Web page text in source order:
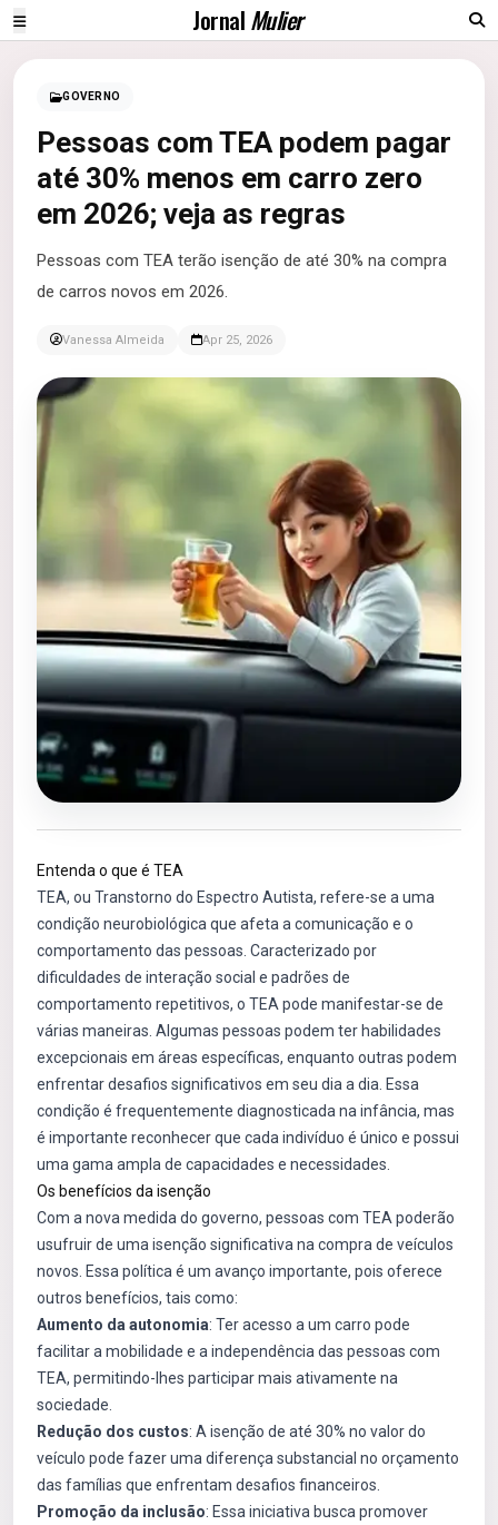
JornalMulier
GOVERNO
Pessoas com TEA podem pagar
até 30% menos em carro zero
em 2026; veja as regras
Pessoas com TEA terão isenção de até 30% na compra
de carros novos em 2026.
Vanessa Almeida Apr 25, 2026
Entenda o que é TEA
TEA, ou Transtorno do Espectro Autista, refere-se a uma
condição neurobiológica que afeta a comunicação e o
comportamento das pessoas. Caracterizado por
dificuldades de interação social e padrões de
comportamento repetitivos, o TEA pode manifestar-se de
várias maneiras. Algumas pessoas podem ter habilidades
excepcionais em áreas específicas, enquanto outras podem
enfrentar desafios significativos em seu dia a dia. Essa
condição é frequentemente diagnosticada na infância, mas
é importante reconhecer que cada indivíduo é único e possui
uma gama ampla de capacidades e necessidades.
Os benefícios da isenção
Com a nova medida do governo, pessoas com TEA poderão
usufruir de uma isenção significativa na compra de veículos
novos. Essa política é um avanço importante, pois oferece
outros benefícios, tais como:
Aumento da autonomia: Ter acesso a um carro pode
facilitar a mobilidade e a independência das pessoas com
TEA, permitindo-lhes participar mais ativamente na
sociedade.
Redução dos custos: A isenção de até 30% no valor do
veículo pode fazer uma diferença substancial no orçamento
das famílias que enfrentam desafios financeiros.
Promoção da inclusão: Essa iniciativa busca promover